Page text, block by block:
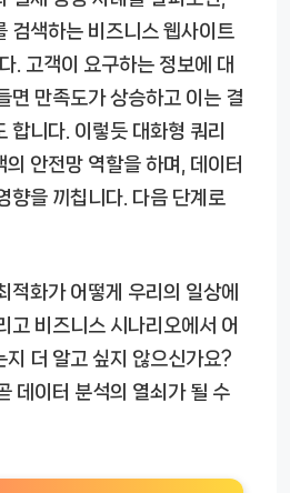
검색하는 비즈니스 웹사이트
. 고객이 요구하는 정보에 대
면 만족도가 상승하고 이는 결
합니다. 이렇듯 대화형 쿼리
안전망 역할을 하며, 데이터
향을 끼칩니다. 다음 단계로
적화가 어떻게 우리의 일상에
고 비즈니스 시나리오에서 어
지 더 알고 싶지 않으신가요?
데이터 분석의 열쇠가 될 수